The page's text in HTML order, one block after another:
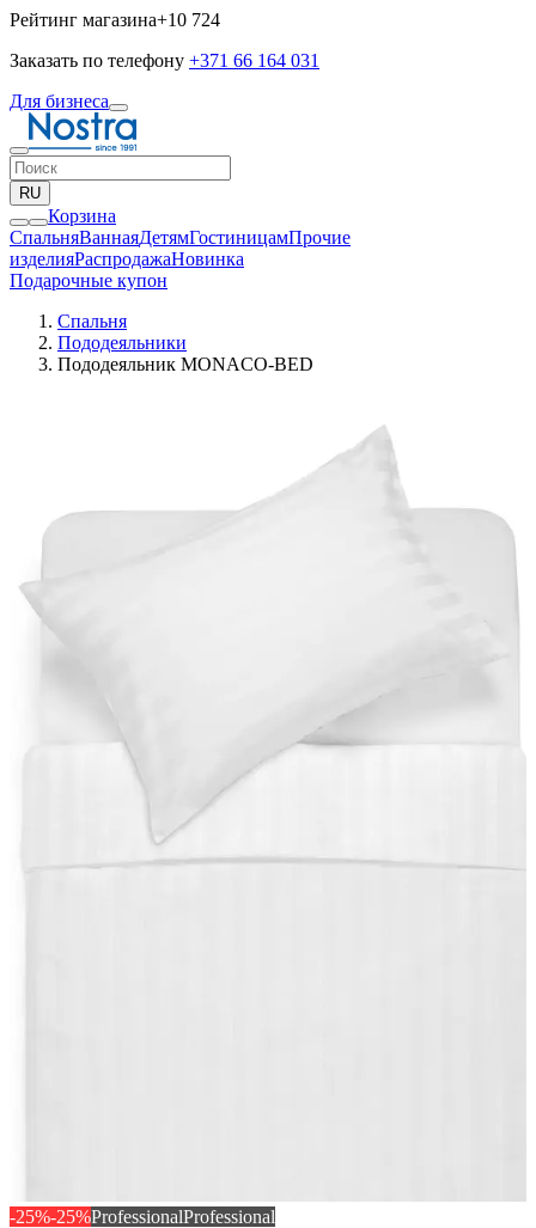
Рейтинг магазина+10 724
Заказать по телефону +371 66 164 031
Для бизнеса
RU
Корзина
СпальняВаннаяДетямГостиницамПрочие
изделияPаспродажаНовинка
Подарочные купон
Спальня
Пододеяльники
Пододеяльник MONACO-BED
-25%-25%ProfessionalProfessional